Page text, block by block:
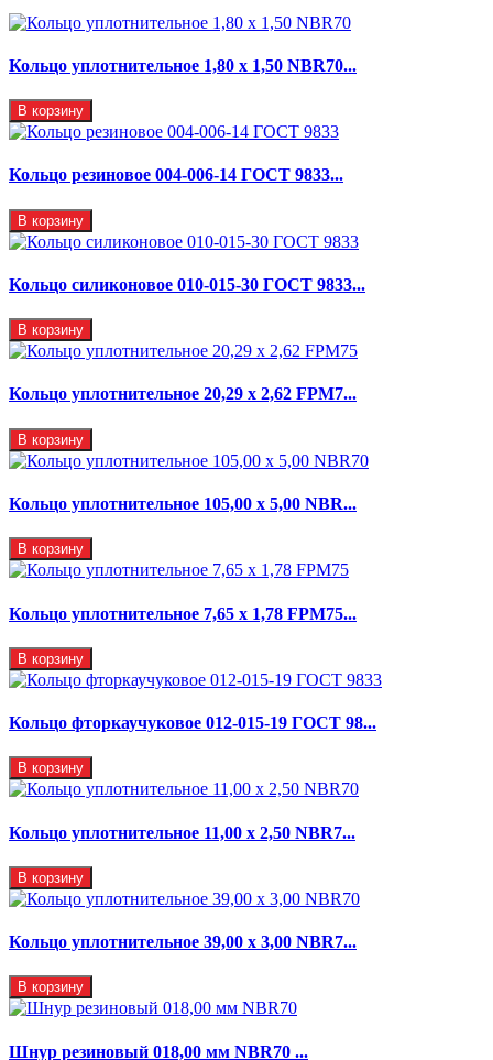
Кольцо уплотнительное 1,80 х 1,50 NBR70...
В корзину
Кольцо резиновое 004-006-14 ГОСТ 9833...
В корзину
Кольцо силиконовое 010-015-30 ГОСТ 9833...
В корзину
Кольцо уплотнительное 20,29 x 2,62 FPM7...
В корзину
Кольцо уплотнительное 105,00 х 5,00 NBR...
В корзину
Кольцо уплотнительное 7,65 x 1,78 FPM75...
В корзину
Кольцо фторкаучуковое 012-015-19 ГОСТ 98...
В корзину
Кольцо уплотнительное 11,00 х 2,50 NBR7...
В корзину
Кольцо уплотнительное 39,00 х 3,00 NBR7...
В корзину
Шнур резиновый 018,00 мм NBR70 ...